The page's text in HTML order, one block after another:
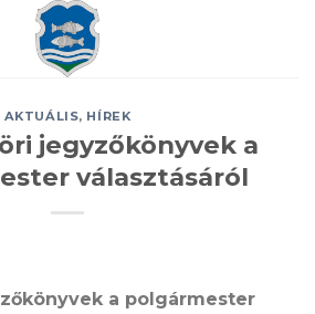
AKTUÁLIS, HÍREK
jegyzőkönyvek a
választásáról
a polgármester